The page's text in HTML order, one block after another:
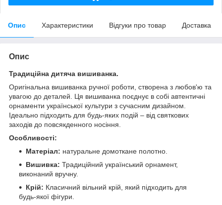
Опис Характеристики Відгуки про товар Доставка
Опис
Традиційна дитяча вишиванка.
Оригінальна вишиванка ручної роботи, створена з любов'ю та
увагою до деталей. Ця вишиванка поєднує в собі автентичні
орнаменти української культури з сучасним дизайном.
Ідеально підходить для будь-яких подій – від святкових
заходів до повсякденного носіння.
Особливості:
Матеріал: натуральне домоткане полотно.
Вишивка: Традиційний український орнамент,
виконаний вручну.
Крій: Класичний вільний крій, який підходить для
будь-якої фігури.